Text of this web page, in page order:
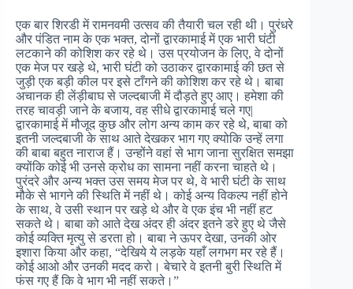
एक बार शिरडी में रामनवमी उत्सव की तैयारी चल रही थी। पुरंधरे
और पंडित नाम के एक भक्त, दोनों द्वारकामाई में एक भारी घंटी
लटकाने की कोशिश कर रहे थे। उस प्रयोजन के लिए, वे दोनों
एक मेज पर खड़े थे, भारी घंटी को उठाकर द्वारकामाई की छत से
जुड़ी एक बड़ी कील पर इसे टाँगने की कोशिश कर रहे थे। बाबा
अचानक ही लेंड़ीबाघ से जल्दबाजी में दौड़ते हुए आए। हमेशा की
तरह चावड़ी जाने के बजाय, वह सीधे द्वारकामाई चले गए|
द्वारकामाई में मौजूद कुछ और लोग अन्य काम कर रहे थे, बाबा को
इतनी जल्दबाजी के साथ आते देखकर भाग गए क्योकि उन्हें लगा
की बाबा बहुत नाराज हैं। उन्होंने वहां से भाग जाना सुरक्षित समझा
क्योंकि कोई भी उनसे क्रोध का सामना नहीं करना चाहते थे।
पुरंदरे और अन्य भक्त उस समय मेज पर थे, वे भारी घंटी के साथ
मौके से भागने की स्थिति में नहीं थे। कोई अन्य विकल्प नहीं होने
के साथ, वे उसी स्थान पर खड़े थे और वे एक इंच भी नहीं हट
सकते थे। बाबा को आते देख अंदर ही अंदर इतने डरे हुए थे जैसे
कोई व्यक्ति मृत्यु से डरता हो। बाबा ने ऊपर देखा, उनकी ओर
इशारा किया और कहा, “देखिये ये लड़के यहाँ लगभग मर रहे हैं।
कोई आओ और उनकी मदद करो। बेचारे वे इतनी बुरी स्थिति में
फंस गए हैं कि वे भाग भी नहीं सकते।”